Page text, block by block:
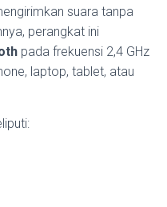
suara tanpa
perangkat ini
pada frekuensi 2,4 GHz
laptop, tablet, atau